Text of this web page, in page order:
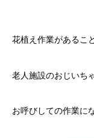
花植え作業があるこ
老人施設のおじいち
お呼びしての作業に